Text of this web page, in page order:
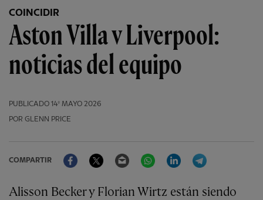
COINCIDIR
Aston Villa v Liverpool:
noticias del equipo
PUBLICADO 14º MAYO 2026
POR GLENN PRICE
COMPARTIR
FacebookTwitter Email WhatsAppLinkedIn
Alisson Becker y Florian Wirtz están siendo